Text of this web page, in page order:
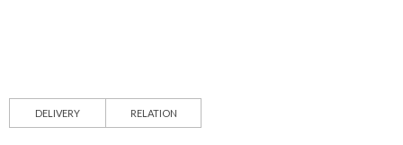
DELIVERY RELATION